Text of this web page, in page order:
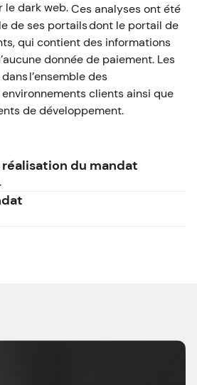
le dark web.Ces analyses ont été
de ses portailsdont le portail de
qui contient des informations
donnée de paiement. Les
l’ensemble des
clients ainsi que
de développement.
du mandat